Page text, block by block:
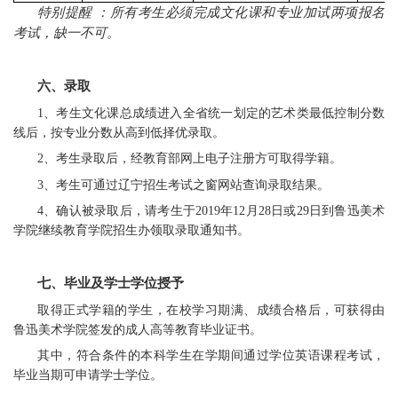
特别提醒 ：所有考生必须完成文化课和专业加试两项报名
考试，缺一不可。
六、录取
1、考生文化课总成绩进入全省统一划定的艺术类最低控制分数
线后，按专业分数从高到低择优录取。
2、考生录取后，经教育部网上电子注册方可取得学籍。
3、考生可通过辽宁招生考试之窗网站查询录取结果。
4、确认被录取后，请考生于2019年12月28日或29日到鲁迅美术
学院继续教育学院招生办领取录取通知书。
七、毕业及学士学位授予
取得正式学籍的学生，在校学习期满、成绩合格后，可获得由
鲁迅美术学院签发的成人高等教育毕业证书。
其中，符合条件的本科学生在学期间通过学位英语课程考试，
毕业当期可申请学士学位。